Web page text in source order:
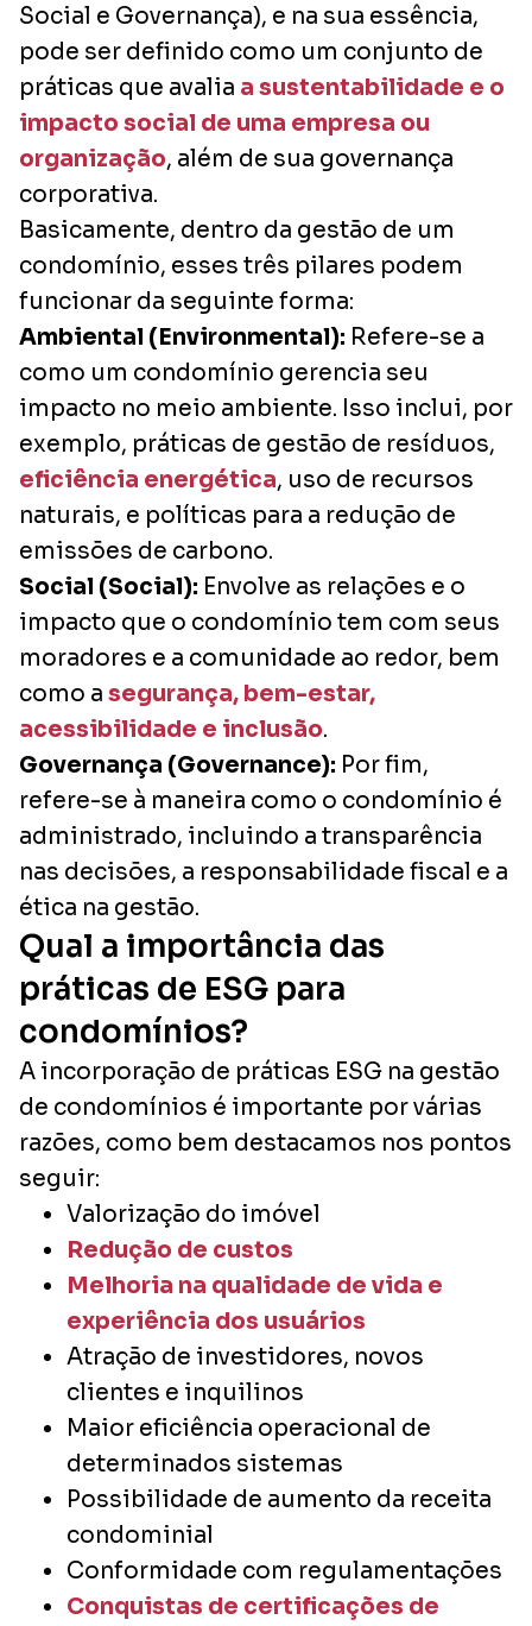
Social e Governança), e na sua essência,
pode ser definido como um conjunto de
práticas que avalia a sustentabilidade e o
impacto social de uma empresa ou
organização, além de sua governança
corporativa.
Basicamente, dentro da gestão de um
condomínio, esses três pilares podem
funcionar da seguinte forma:
Ambiental (Environmental): Refere-se a
como um condomínio gerencia seu
impacto no meio ambiente. Isso inclui, por
exemplo, práticas de gestão de resíduos,
eficiência energética, uso de recursos
naturais, e políticas para a redução de
emissões de carbono.
Social (Social): Envolve as relações e o
impacto que o condomínio tem com seus
moradores e a comunidade ao redor, bem
como a segurança, bem-estar,
acessibilidade e inclusão.
Governança (Governance): Por fim,
refere-se à maneira como o condomínio é
administrado, incluindo a transparência
nas decisões, a responsabilidade fiscal e a
ética na gestão.
Qual a importância das
práticas de ESG para
condomínios?
A incorporação de práticas ESG na gestão
de condomínios é importante por várias
razões, como bem destacamos nos pontos
seguir:
Valorização do imóvel
Redução de custos
Melhoria na qualidade de vida e
experiência dos usuários
Atração de investidores, novos
clientes e inquilinos
Maior eficiência operacional de
determinados sistemas
Possibilidade de aumento da receita
condominial
Conformidade com regulamentações
Conquistas de certificações de